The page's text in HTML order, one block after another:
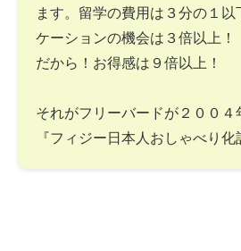
ます。留学の費用は３分の１以
ケーションの機会は３倍以上！
だから！お得感は９倍以上！
それがフリーバードが２００４
『フィジー日本人おしゃべり化